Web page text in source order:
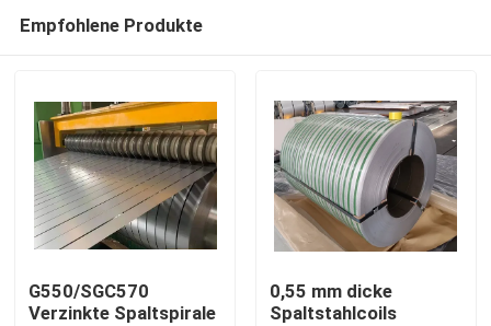
Empfohlene Produkte
G550/SGC570
Verzinkte Spaltspirale
0,55 mm dicke
Spaltstahlcoils